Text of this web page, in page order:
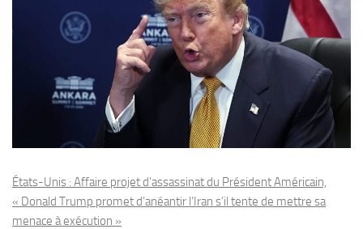
États-Unis : Affaire projet d’assassinat du Président Américain,
« Donald Trump promet d’anéantir l’Iran s’il tente de mettre sa
menace à exécution »